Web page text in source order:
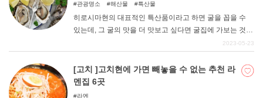
관광명소 해산물 특산물
히로시마현의 대표적인 특산품이라고 하면 굴을 꼽을 수
있는데, 그 굴의 맛을 더 맛보고 싶다면 굴집에 가보는 것이
좋다. 이번에는 굴집 중에서도 꼭 가보고 싶은 추천 장소를
2023-05-23
[고치 ]고치현에 가면 빼놓을 수 없는 추천 라
멘집 6곳
라멘